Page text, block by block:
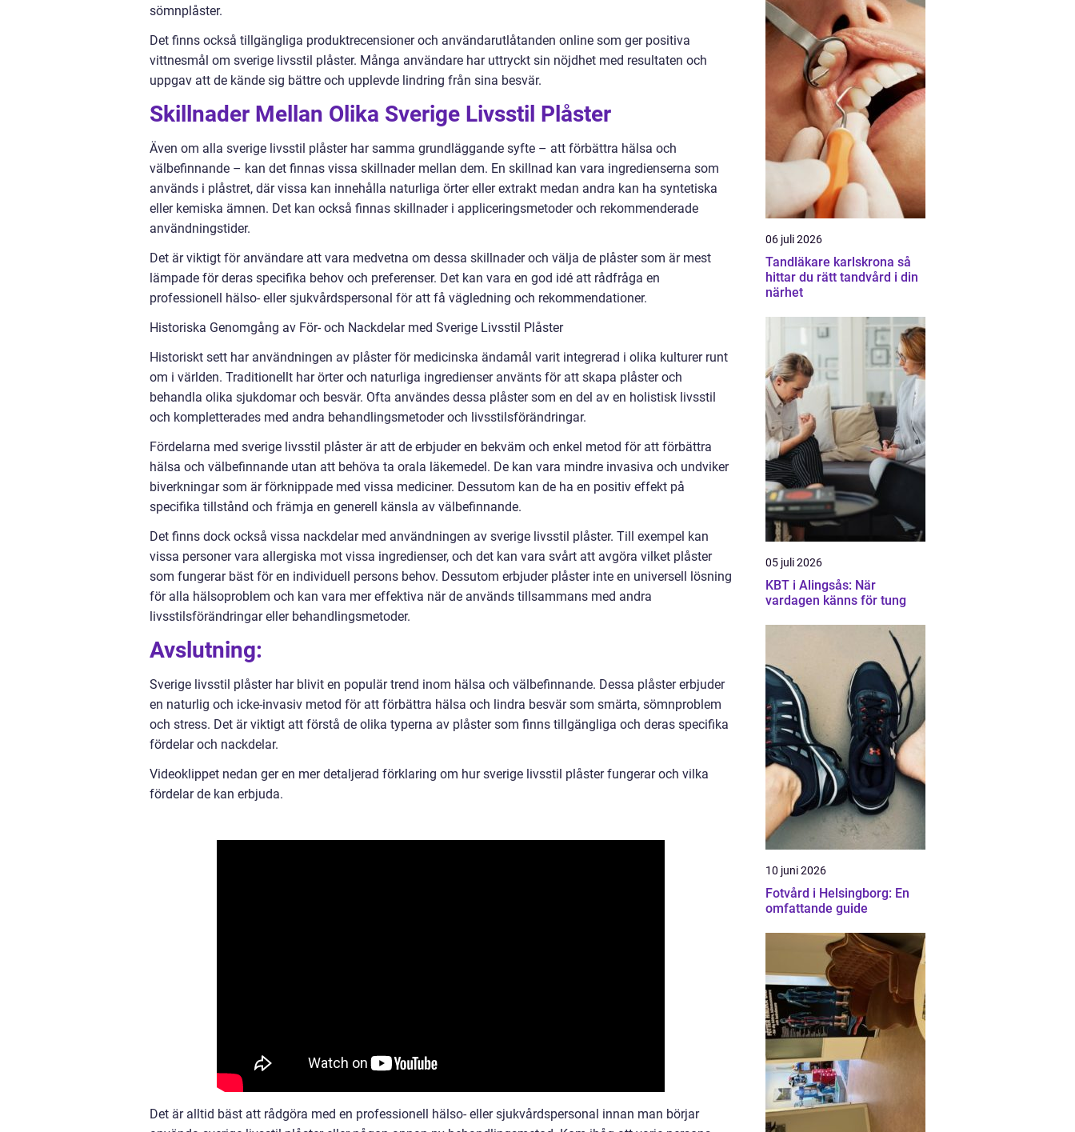
sömnplåster.
Det finns också tillgängliga produktrecensioner och användarutlåtanden online som ger positiva
vittnesmål om sverige livsstil plåster. Många användare har uttryckt sin nöjdhet med resultaten och
uppgav att de kände sig bättre och upplevde lindring från sina besvär.
Skillnader Mellan Olika Sverige Livsstil Plåster
Även om alla sverige livsstil plåster har samma grundläggande syfte – att förbättra hälsa och
välbefinnande – kan det finnas vissa skillnader mellan dem. En skillnad kan vara ingredienserna som
används i plåstret, där vissa kan innehålla naturliga örter eller extrakt medan andra kan ha syntetiska
eller kemiska ämnen. Det kan också finnas skillnader i appliceringsmetoder och rekommenderade
användningstider.
Det är viktigt för användare att vara medvetna om dessa skillnader och välja de plåster som är mest
lämpade för deras specifika behov och preferenser. Det kan vara en god idé att rådfråga en
professionell hälso- eller sjukvårdspersonal för att få vägledning och rekommendationer.
Historiska Genomgång av För- och Nackdelar med Sverige Livsstil Plåster
Historiskt sett har användningen av plåster för medicinska ändamål varit integrerad i olika kulturer runt
om i världen. Traditionellt har örter och naturliga ingredienser använts för att skapa plåster och
behandla olika sjukdomar och besvär. Ofta användes dessa plåster som en del av en holistisk livsstil
och kompletterades med andra behandlingsmetoder och livsstilsförändringar.
Fördelarna med sverige livsstil plåster är att de erbjuder en bekväm och enkel metod för att förbättra
hälsa och välbefinnande utan att behöva ta orala läkemedel. De kan vara mindre invasiva och undviker
biverkningar som är förknippade med vissa mediciner. Dessutom kan de ha en positiv effekt på
specifika tillstånd och främja en generell känsla av välbefinnande.
Det finns dock också vissa nackdelar med användningen av sverige livsstil plåster. Till exempel kan
vissa personer vara allergiska mot vissa ingredienser, och det kan vara svårt att avgöra vilket plåster
som fungerar bäst för en individuell persons behov. Dessutom erbjuder plåster inte en universell lösning
för alla hälsoproblem och kan vara mer effektiva när de används tillsammans med andra
livsstilsförändringar eller behandlingsmetoder.
Avslutning:
Sverige livsstil plåster har blivit en populär trend inom hälsa och välbefinnande. Dessa plåster erbjuder
en naturlig och icke-invasiv metod för att förbättra hälsa och lindra besvär som smärta, sömnproblem
och stress. Det är viktigt att förstå de olika typerna av plåster som finns tillgängliga och deras specifika
fördelar och nackdelar.
Videoklippet nedan ger en mer detaljerad förklaring om hur sverige livsstil plåster fungerar och vilka
fördelar de kan erbjuda.
Det är alltid bäst att rådgöra med en professionell hälso- eller sjukvårdspersonal innan man börjar
06 juli 2026
Tandläkare karlskrona så
hittar du rätt tandvård i din
närhet
05 juli 2026
KBT i Alingsås: När
vardagen känns för tung
10 juni 2026
Fotvård i Helsingborg: En
omfattande guide